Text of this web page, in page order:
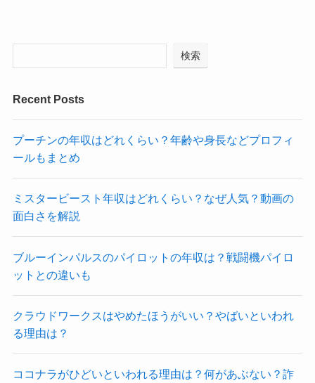
検索
Recent Posts
プーチンの年収はどれくらい？年齢や身長などプロフィ
ールもまとめ
ミスタービースト年収はどれくらい？なぜ人気？動画の
面白さを解説
ブルーインパルスのパイロットの年収は？戦闘機パイロ
ットとの違いも
クラウドワークスはやめたほうがいい？やばいといわれ
る理由は？
ココナラがひどいといわれる理由は？何があぶない？詐